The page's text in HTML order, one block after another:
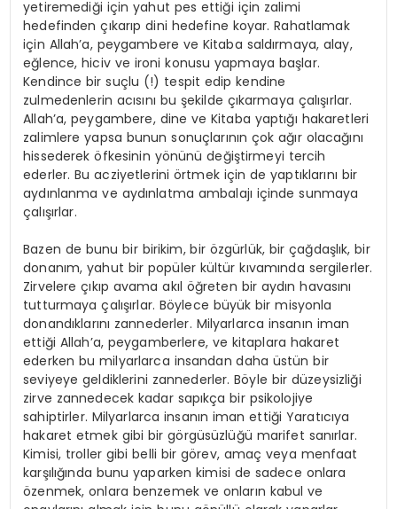
EĞİTİM
GÜNDEM
SAĞLIK
SPOR
yetiremediği için yahut pes ettiği için zalimi
hedefinden çıkarıp dini hedefine koyar. Rahatlamak
için Allah’a, peygambere ve Kitaba saldırmaya, alay,
eğlence, hiciv ve ironi konusu yapmaya başlar.
Kendince bir suçlu (!) tespit edip kendine
zulmedenlerin acısını bu şekilde çıkarmaya çalışırlar.
Allah’a, peygambere, dine ve Kitaba yaptığı hakaretleri
zalimlere yapsa bunun sonuçlarının çok ağır olacağını
hissederek öfkesinin yönünü değiştirmeyi tercih
ederler. Bu acziyetlerini örtmek için de yaptıklarını bir
aydınlanma ve aydınlatma ambalajı içinde sunmaya
çalışırlar.
Bazen de bunu bir birikim, bir özgürlük, bir çağdaşlık, bir
donanım, yahut bir popüler kültür kıvamında sergilerler.
Zirvelere çıkıp avama akıl öğreten bir aydın havasını
tutturmaya çalışırlar. Böylece büyük bir misyonla
donandıklarını zannederler. Milyarlarca insanın iman
ettiği Allah’a, peygamberlere, ve kitaplara hakaret
ederken bu milyarlarca insandan daha üstün bir
seviyeye geldiklerini zannederler. Böyle bir düzeysizliği
zirve zannedecek kadar sapıkça bir psikolojiye
sahiptirler. Milyarlarca insanın iman ettiği Yaratıcıya
hakaret etmek gibi bir görgüsüzlüğü marifet sanırlar.
Kimisi, troller gibi belli bir görev, amaç veya menfaat
karşılığında bunu yaparken kimisi de sadece onlara
özenmek, onlara benzemek ve onların kabul ve